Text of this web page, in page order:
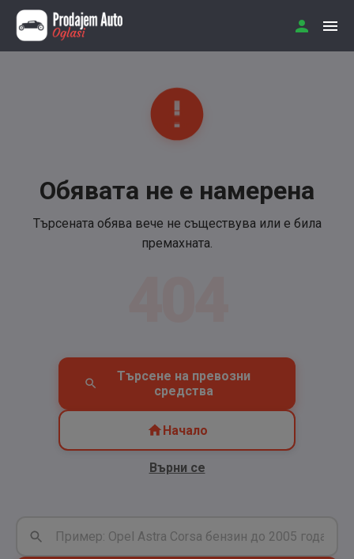
Обявата не е намерена
Търсената обява вече не съществува или е била
премахната.
Търсене на превозни
средства
Начало
Върни се